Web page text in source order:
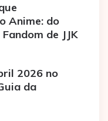
Anime: do
de JJK
2026 no
da